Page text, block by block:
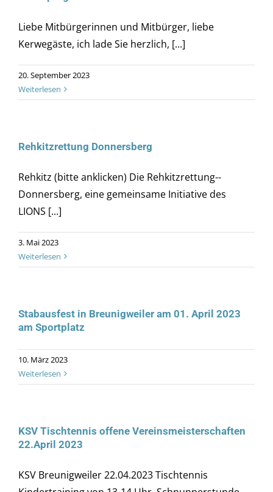
Liebe Mitbürgerinnen und Mitbürger, liebe
Kerwegäste, ich lade Sie herzlich, [...]
20. September 2023
Weiterlesen
Rehkitzrettung Donnersberg
Rehkitz (bitte anklicken) Die Rehkitzrettung--
Donnersberg, eine gemeinsame Initiative des
LIONS [...]
3. Mai 2023
Weiterlesen
Stabausfest in Breunigweiler am 01. April 2023
am Sportplatz
10. März 2023
Weiterlesen
KSV Tischtennis offene Vereinsmeisterschaften
22.April 2023
KSV Breunigweiler 22.04.2023 Tischtennis